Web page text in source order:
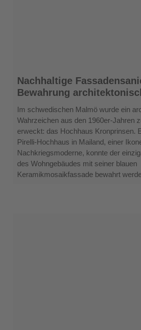
Nachhaltige
Fassadensanierung:
Bewahrung
architektonischer
Werte
Nachhaltige
Bewahrung
Im schwedischen Malmö wurde ein
Wahrzeichen aus den 1960er-Jahren
erweckt: das Hochhaus Kronprinsen.
Pirelli-Hochhaus in Mailand, einer
Nachkriegsmoderne, konnte der
des Wohngebäudes mit seiner blauen
Keramikmosaikfassade bewahrt